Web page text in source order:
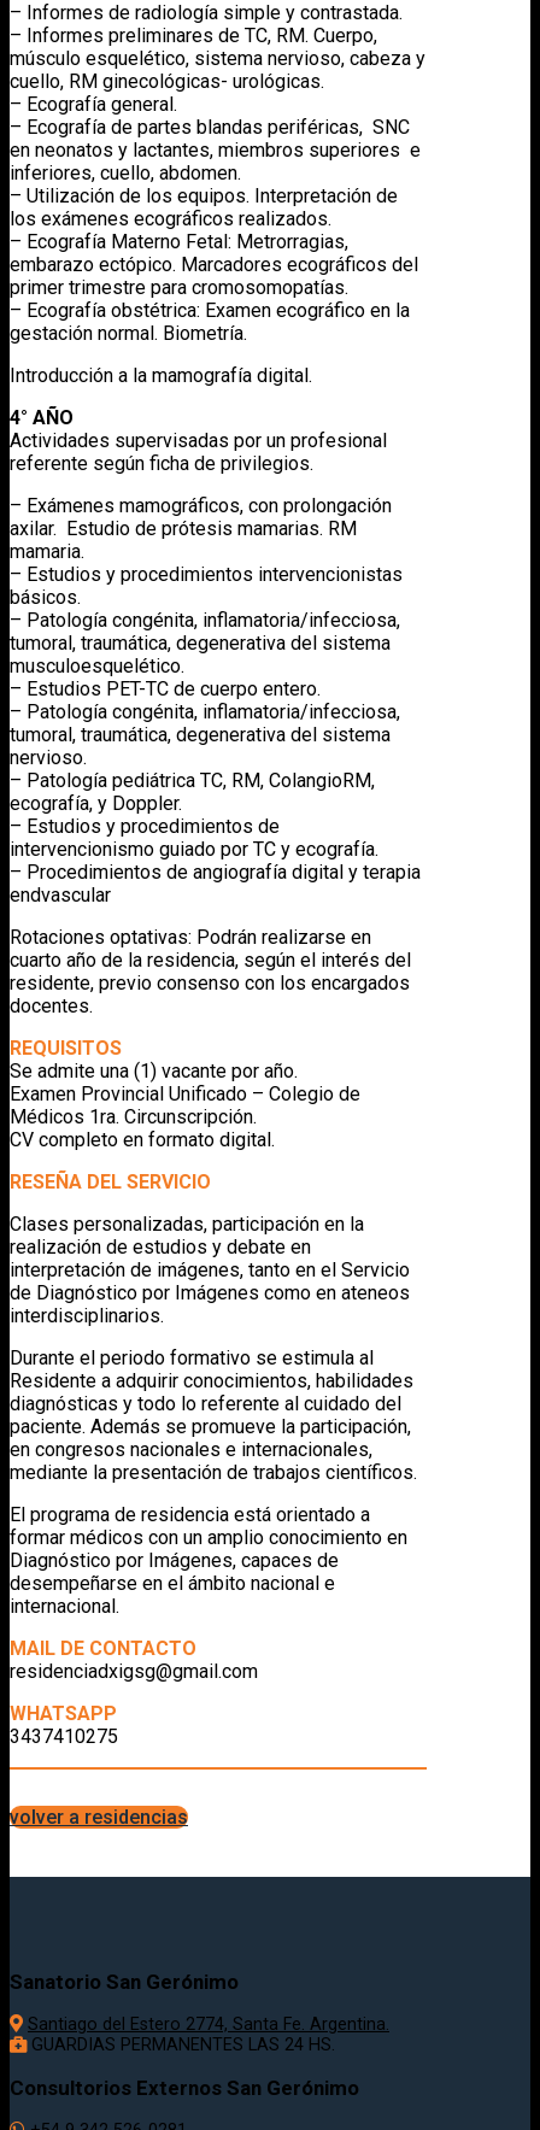
– Informes de radiología simple y contrastada.
– Informes preliminares de TC, RM. Cuerpo,
músculo esquelético, sistema nervioso, cabeza y
cuello, RM ginecológicas- urológicas.
– Ecografía general.
– Ecografía de partes blandas periféricas, SNC
en neonatos y lactantes, miembros superiores e
inferiores, cuello, abdomen.
– Utilización de los equipos. Interpretación de
los exámenes ecográficos realizados.
– Ecografía Materno Fetal: Metrorragias,
embarazo ectópico. Marcadores ecográficos del
primer trimestre para cromosomopatías.
– Ecografía obstétrica: Examen ecográfico en la
gestación normal. Biometría.
Introducción a la mamografía digital.
4° AÑO
Actividades supervisadas por un profesional
referente según ficha de privilegios.
– Exámenes mamográficos, con prolongación
axilar. Estudio de prótesis mamarias. RM
mamaria.
– Estudios y procedimientos intervencionistas
básicos.
– Patología congénita, inflamatoria/infecciosa,
tumoral, traumática, degenerativa del sistema
musculoesquelético.
– Estudios PET-TC de cuerpo entero.
– Patología congénita, inflamatoria/infecciosa,
tumoral, traumática, degenerativa del sistema
nervioso.
– Patología pediátrica TC, RM, ColangioRM,
ecografía, y Doppler.
– Estudios y procedimientos de
intervencionismo guiado por TC y ecografía.
– Procedimientos de angiografía digital y terapia
endvascular
Rotaciones optativas: Podrán realizarse en
cuarto año de la residencia, según el interés del
residente, previo consenso con los encargados
docentes.
REQUISITOS
Se admite una (1) vacante por año.
Examen Provincial Unificado – Colegio de
Médicos 1ra. Circunscripción.
CV completo en formato digital.
RESEÑA DEL SERVICIO
Clases personalizadas, participación en la
realización de estudios y debate en
interpretación de imágenes, tanto en el Servicio
de Diagnóstico por Imágenes como en ateneos
interdisciplinarios.
Durante el periodo formativo se estimula al
Residente a adquirir conocimientos, habilidades
diagnósticas y todo lo referente al cuidado del
paciente. Además se promueve la participación,
en congresos nacionales e internacionales,
mediante la presentación de trabajos científicos.
El programa de residencia está orientado a
formar médicos con un amplio conocimiento en
Diagnóstico por Imágenes, capaces de
desempeñarse en el ámbito nacional e
internacional.
MAIL DE CONTACTO
residenciadxigsg@gmail.com
WHATSAPP
3437410275
volver a residencias
Sanatorio San Gerónimo
Santiago del Estero 2774, Santa Fe. Argentina.
GUARDIAS PERMANENTES LAS 24 HS.
Consultorios Externos San Gerónimo